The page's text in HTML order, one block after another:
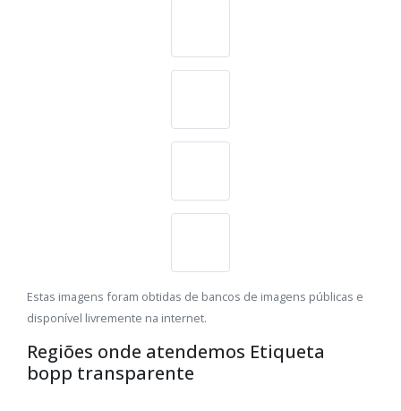
Estas imagens foram obtidas de bancos de imagens públicas e
disponível livremente na internet.
Regiões onde atendemos Etiqueta
bopp transparente